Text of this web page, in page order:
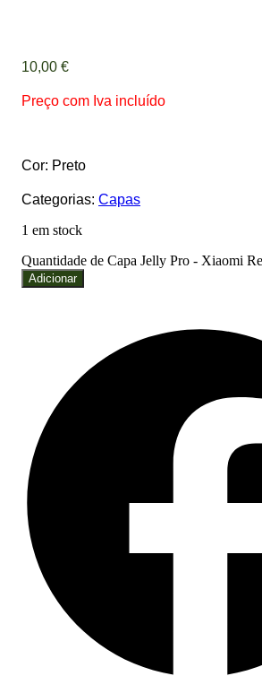
10,00 €
Preço com Iva incluído
Cor: Preto
Categorias: Capas
1 em stock
Quantidade de Capa Jelly Pro - Xiaomi
Adicionar